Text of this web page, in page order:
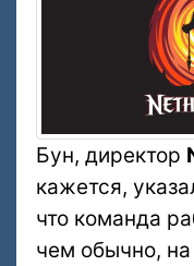
Бун, директор
кажется,
что команда
чем обычно,